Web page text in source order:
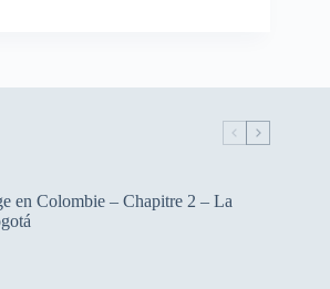
en Colombie – Chapitre 2 – La